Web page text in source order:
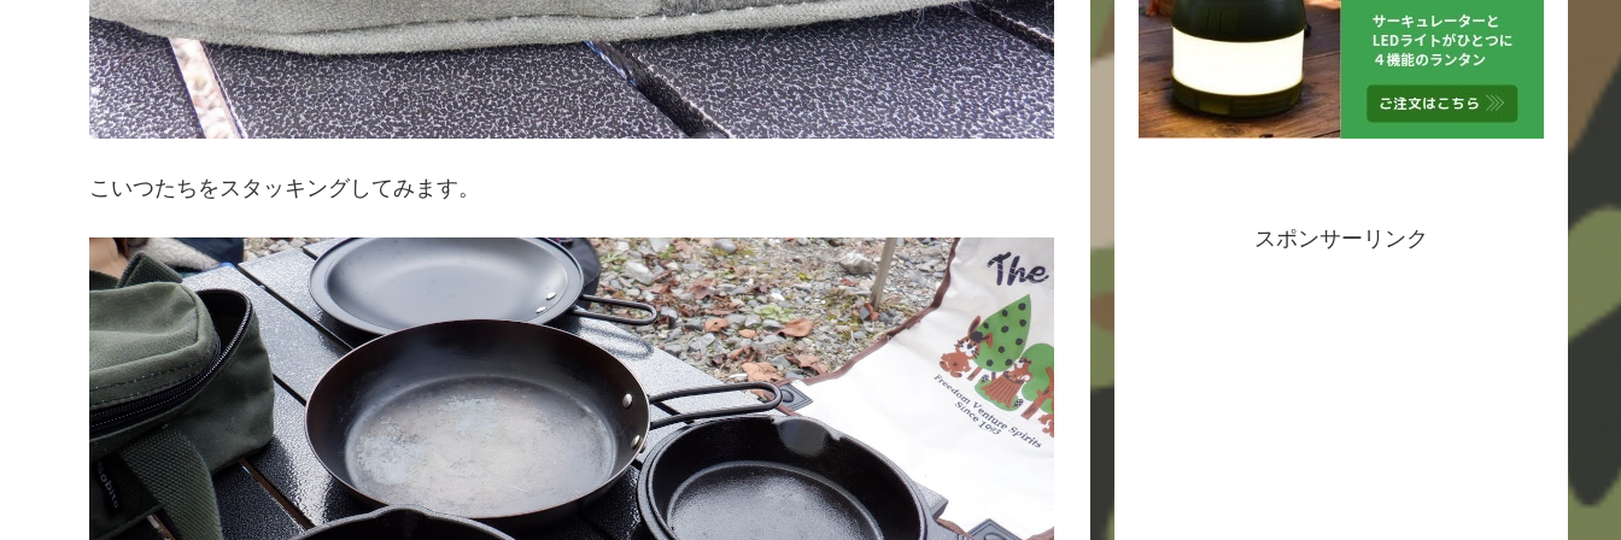
こいつたちをスタッキングしてみます。
スポンサーリンク